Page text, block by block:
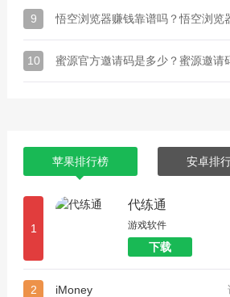
9
10
苹果排行榜 安卓排
1
代练通
游戏软件
下载
2 iMoney